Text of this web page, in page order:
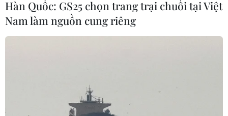
Gia Lai chấp thuận hai dự án chăn
nuôi công nghệ cao trị giá hơn 3.600
Hàn Quốc: GS25 chọn trang trại chuối tại Việt
Nam làm nguồn cung riêng